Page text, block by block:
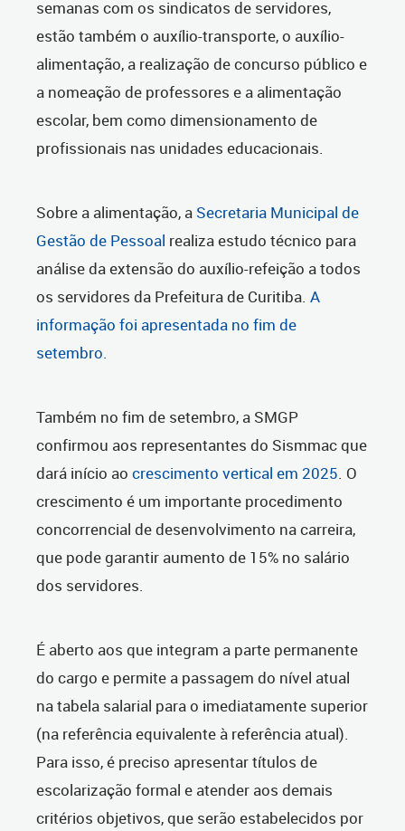
semanas com os sindicatos de servidores,
estão também o auxílio-transporte, o auxílio-
alimentação, a realização de concurso público e
a nomeação de professores e a alimentação
escolar, bem como dimensionamento de
profissionais nas unidades educacionais.
Sobre a alimentação, a Secretaria Municipal de
Gestão de Pessoal realiza estudo técnico para
análise da extensão do auxílio-refeição a todos
os servidores da Prefeitura de Curitiba. A
informação foi apresentada no fim de
setembro.
Também no fim de setembro, a SMGP
confirmou aos representantes do Sismmac que
dará início ao crescimento vertical em 2025. O
crescimento é um importante procedimento
concorrencial de desenvolvimento na carreira,
que pode garantir aumento de 15% no salário
dos servidores.
É aberto aos que integram a parte permanente
do cargo e permite a passagem do nível atual
na tabela salarial para o imediatamente superior
(na referência equivalente à referência atual).
Para isso, é preciso apresentar títulos de
escolarização formal e atender aos demais
critérios objetivos, que serão estabelecidos por